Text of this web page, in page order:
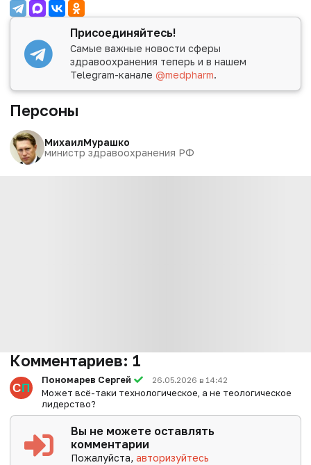
Присоединяйтесь!
Самые важные новости сферы
здравоохранения теперь и в нашем
Telegram-канале@medpharm.
Персоны
МихаилМурашко
министр здравоохранения РФ
Комментариев: 1
Пономарев Сергей 26.05.2026 в 14:42
Может всё-таки технологическое, а не теологическое
лидерство?
Вы не можете оставлять
комментарии
Пожалуйста,авторизуйтесь